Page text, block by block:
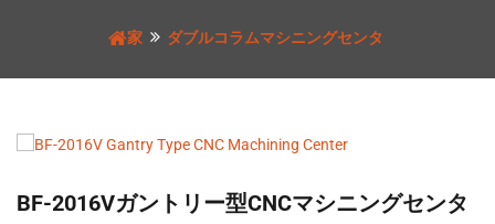
家 ダブルコラムマシニングセンタ
BF-2016Vガントリー型CNCマシニングセンタ